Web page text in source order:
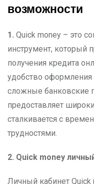
возможности
1. Quick money – это
инструмент, который
получения кредита
удобство
сложные банковские
предоставляет
сталкивается с
трудностями.
2. Quick money
Личный кабинет Quick